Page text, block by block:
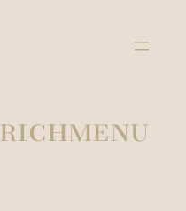
richmenu